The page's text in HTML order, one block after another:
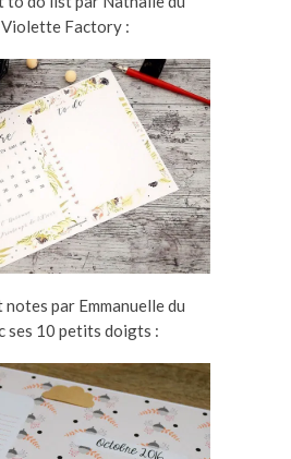
Factory :
par Emmanuelle du
ses 10 petits doigts :